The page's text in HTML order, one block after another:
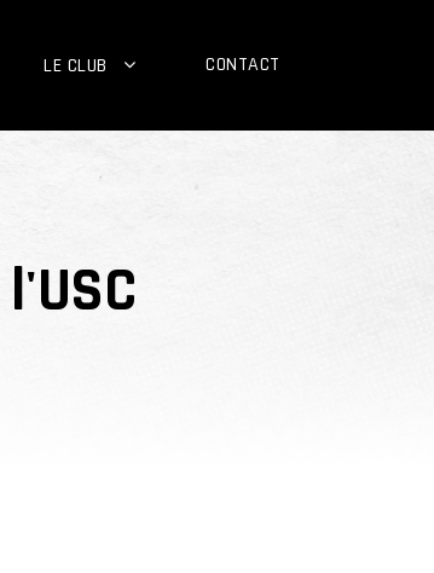
LE CLUB CONTACT